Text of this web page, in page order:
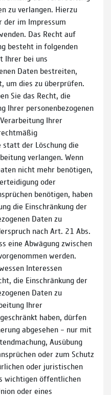
zu verlangen. Hierzu
der im Impressum
Das Recht auf
besteht in folgenden
Ihrer bei uns
Daten bestreiten,
um dies zu überprüfen.
Sie das Recht, die
Ihrer personenbezogenen
Ihrer
statt der Löschung die
verlangen. Wenn
nicht mehr benötigen,
oder
benötigen, haben
die Einschränkung der
Daten zu
nach Art. 21 Abs.
eine Abwägung zwischen
werden.
Interessen
die Einschränkung der
Daten zu
Ihrer
haben, dürfen
abgesehen – nur mit
Ausübung
oder zum Schutz
oder juristischen
wichtigen öffentlichen
oder eines